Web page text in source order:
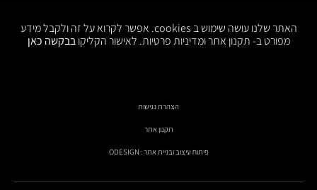
האתר שלנו עושה שימוש ב cookies. אפשר לקרוא על זה ולקבל מידע
מפורט ב- תקנון אתר ומדיניות פרטיות. לאישור הקליקובבקשה כאן
הצהרת נגישות
תקנון אתר
פיתוח עיצוב ובניית אתר : ODESIGN